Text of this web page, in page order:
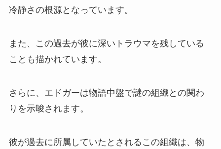
冷静さの根源となっています。
また、この過去が彼に深いトラウマを残している
ことも描かれています。
さらに、エドガーは物語中盤で謎の組織との関わ
りを示唆されます。
彼が過去に所属していたとされるこの組織は、物